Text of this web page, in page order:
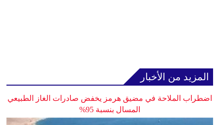
المزيد من الأخبار
اضطراب الملاحة في مضيق هرمز يخفض صادرات الغاز الطبيعي
المسال بنسبة 95%